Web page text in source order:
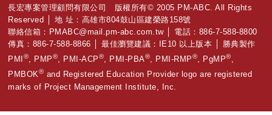
長宏專案管理顧問有限公司 版權所有© 2005 PM-ABC. All Rights
Reserved │ 地 址：高雄市804鼓山區建榮路158號
聯絡信箱： PMABC@mail.pm-abc.com.tw│ 電話：886-7-588-8800
傳真：886-7-588-8866 │ 最佳瀏覽建議：IE10 以上版本 │ 勝典製作
PMI ®, PMP®, PMI-ACP®, PMI-PBA®, PMI-RMP®, PgMP®,
PMBOK® and Registered Education Provider logo are registered
marks of Project Management Institute, Inc.